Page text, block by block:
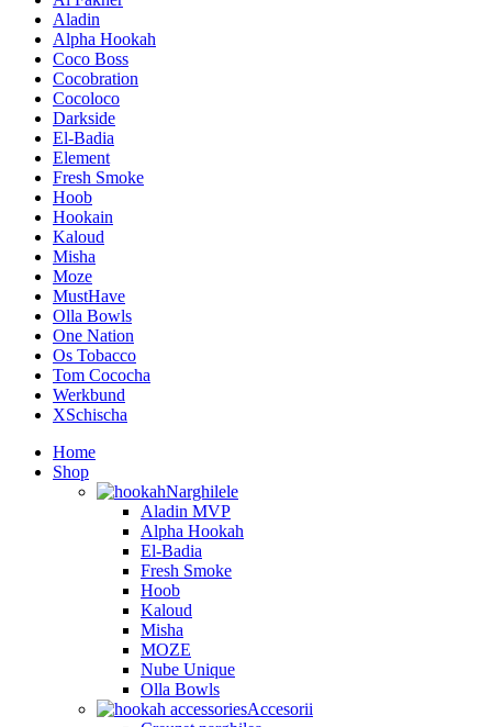
Aladin
Alpha Hookah
Coco Boss
Cocobration
Cocoloco
Darkside
El-Badia
Element
Fresh Smoke
Hoob
Hookain
Kaloud
Misha
Moze
MustHave
Olla Bowls
One Nation
Os Tobacco
Tom Cococha
Werkbund
XSchischa
Home
Shop
Narghilele
Aladin MVP
Alpha Hookah
El-Badia
Fresh Smoke
Hoob
Kaloud
Misha
MOZE
Nube Unique
Olla Bowls
Accesorii